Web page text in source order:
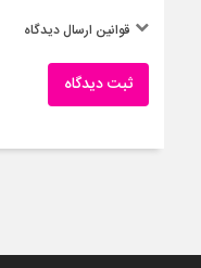
قوانین ارسال دیدگاه
ثبت دیدگاه